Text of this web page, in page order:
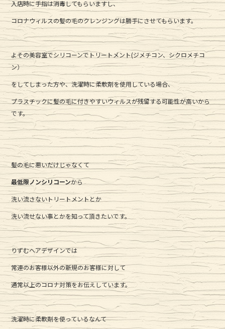
入店時に手指は消毒してもらいますし、
コロナウィルスの髪の毛のクレンジングは勝手にさせてもらいます。
よその美容室でシリコーンでトリートメント(ジメチコン、シクロメチコ
ン）
をしてしまった方や、洗濯時に柔軟剤を使用している場合、
プラスチックに髪の毛に付きやすいウィルスが残留する可能性が高いから
です。
髪の毛に悪いだけじゃなくて
最低限ノンシリコーンから
洗い流さないトリートメントとか
洗い流せない事とかを知って頂きたいです。
りずむヘアデザインでは
常連のお客様以外の新規のお客様に対して
通常以上のコロナ対策をお伝えしています。
洗濯時に柔軟剤を使っているなんて